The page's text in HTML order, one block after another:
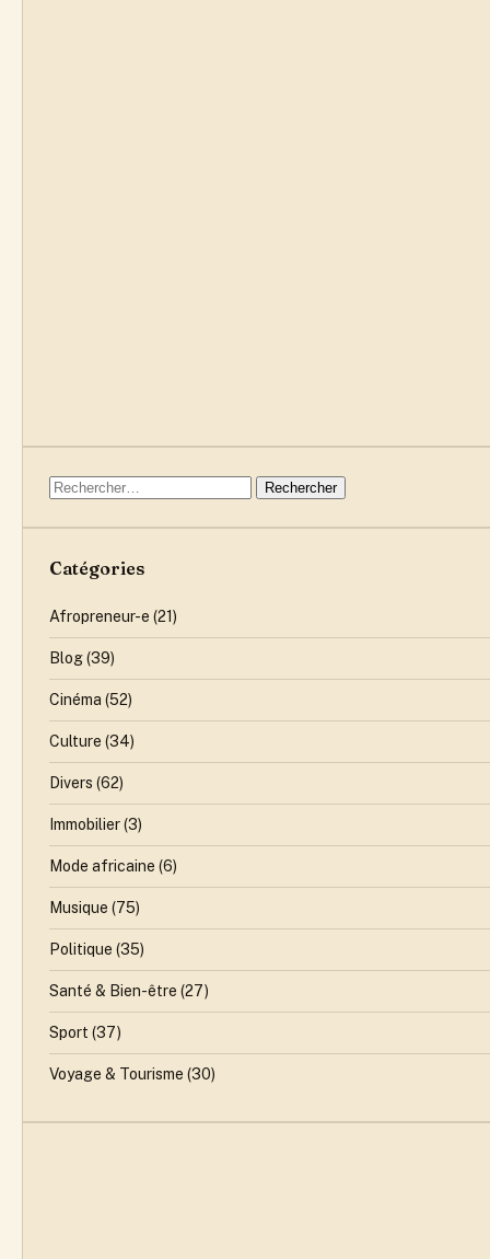
Rechercher :
Catégories
Afropreneur-e (21)
Blog(39)
Cinéma (52)
Culture (34)
Divers (62)
Immobilier(3)
Mode africaine (6)
Musique (75)
Politique (35)
Santé & Bien-être (27)
Sport (37)
Voyage & Tourisme (30)